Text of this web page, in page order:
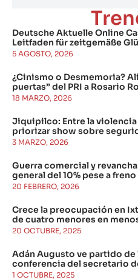
Deutsche Aktuelle Online
Leitfaden für zeitgemäße
5 AGOSTO, 2026
¿Cinismo o Desmemoria?
puertas” del PRI a Rosario
18 MARZO, 2026
Jiquipilco: Entre la
priorizar show sobre
3 MARZO, 2026
Guerra comercial y
general del 10% pese a
20 FEBRERO, 2026
Crece la preocupación en
de cuatro menores en
20 OCTUBRE, 2025
Adán Augusto ve partido de
conferencia del secretario
1 OCTUBRE, 2025